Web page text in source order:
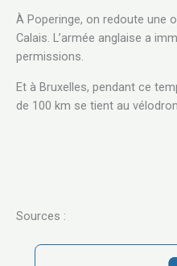
À Poperinge, on redoute une
Calais. L’armée anglaise a
permissions.
Et à Bruxelles, pendant ce
de 100 km se tient au
Sources :